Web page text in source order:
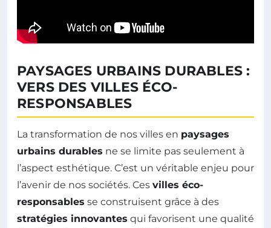
PAYSAGES URBAINS DURABLES :
VERS DES VILLES ÉCO-
RESPONSABLES
La transformation de nos villes en paysages
urbains durables ne se limite pas seulement à
l’aspect esthétique. C’est un véritable enjeu pour
l’avenir de nos sociétés. Ces villes éco-
responsables se construisent grâce à des
stratégies innovantes qui favorisent une qualité